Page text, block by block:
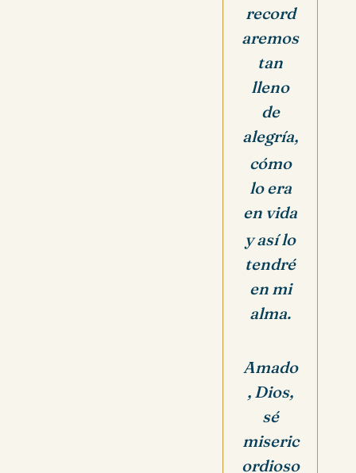
record
aremos
tan
lleno
de
alegría,
cómo
lo era
en vida
y así lo
tendré
en mi
alma.
Amado
, Dios,
sé
miseric
ordioso